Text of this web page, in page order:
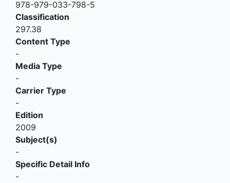
978-979-033-798-5
Classification
297.38
Content Type
-
Media Type
-
Carrier Type
-
Edition
2009
Subject(s)
-
Specific Detail Info
-